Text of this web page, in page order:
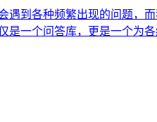
遇到各种频繁出现的问题，
是一个问答库，更是一个为